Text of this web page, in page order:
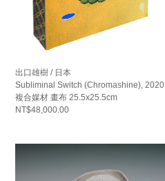
出口雄樹 / 日本
Subliminal Switch (Chromashine), 2020
複合媒材 畫布 25.5x25.5cm
NT$48,000.00